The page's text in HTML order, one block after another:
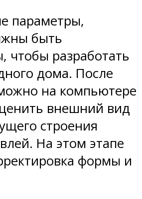
параметры,
быть
чтобы разработать
дома. После
на компьютере
внешний вид
строения
На этом этапе
формы и